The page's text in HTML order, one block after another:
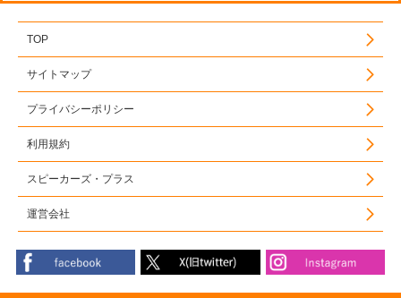
TOP
サイトマップ
プライバシーポリシー
利用規約
スピーカーズ・プラス
運営会社